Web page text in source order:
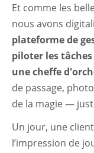
Et comme les
nous avons
plateforme de
piloter les
une cheffe
de passage,
de la magie —
Un jour, une
l’impression de